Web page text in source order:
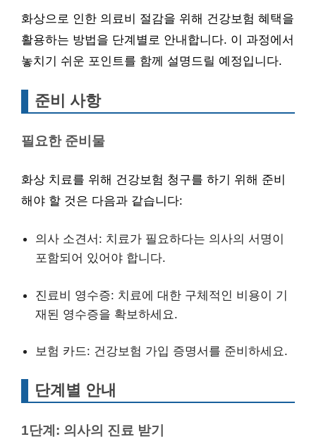
화상으로 인한 의료비 절감을 위해 건강보험 혜택을
활용하는 방법을 단계별로 안내합니다. 이 과정에서
놓치기 쉬운 포인트를 함께 설명드릴 예정입니다.
준비 사항
필요한 준비물
화상 치료를 위해 건강보험 청구를 하기 위해 준비
해야 할 것은 다음과 같습니다:
의사 소견서: 치료가 필요하다는 의사의 서명이
포함되어 있어야 합니다.
진료비 영수증: 치료에 대한 구체적인 비용이 기
재된 영수증을 확보하세요.
보험 카드: 건강보험 가입 증명서를 준비하세요.
단계별 안내
1단계: 의사의 진료 받기